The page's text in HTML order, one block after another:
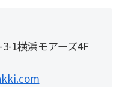
1横浜モアーズ4F